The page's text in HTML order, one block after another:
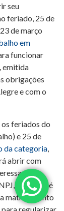
seu
feriado, 25 de
de março
em
funcionar
emitida
obrigações
e com o
feriados do
e 25 de
da categoria,
abrir com
visto que é
matriz quanto